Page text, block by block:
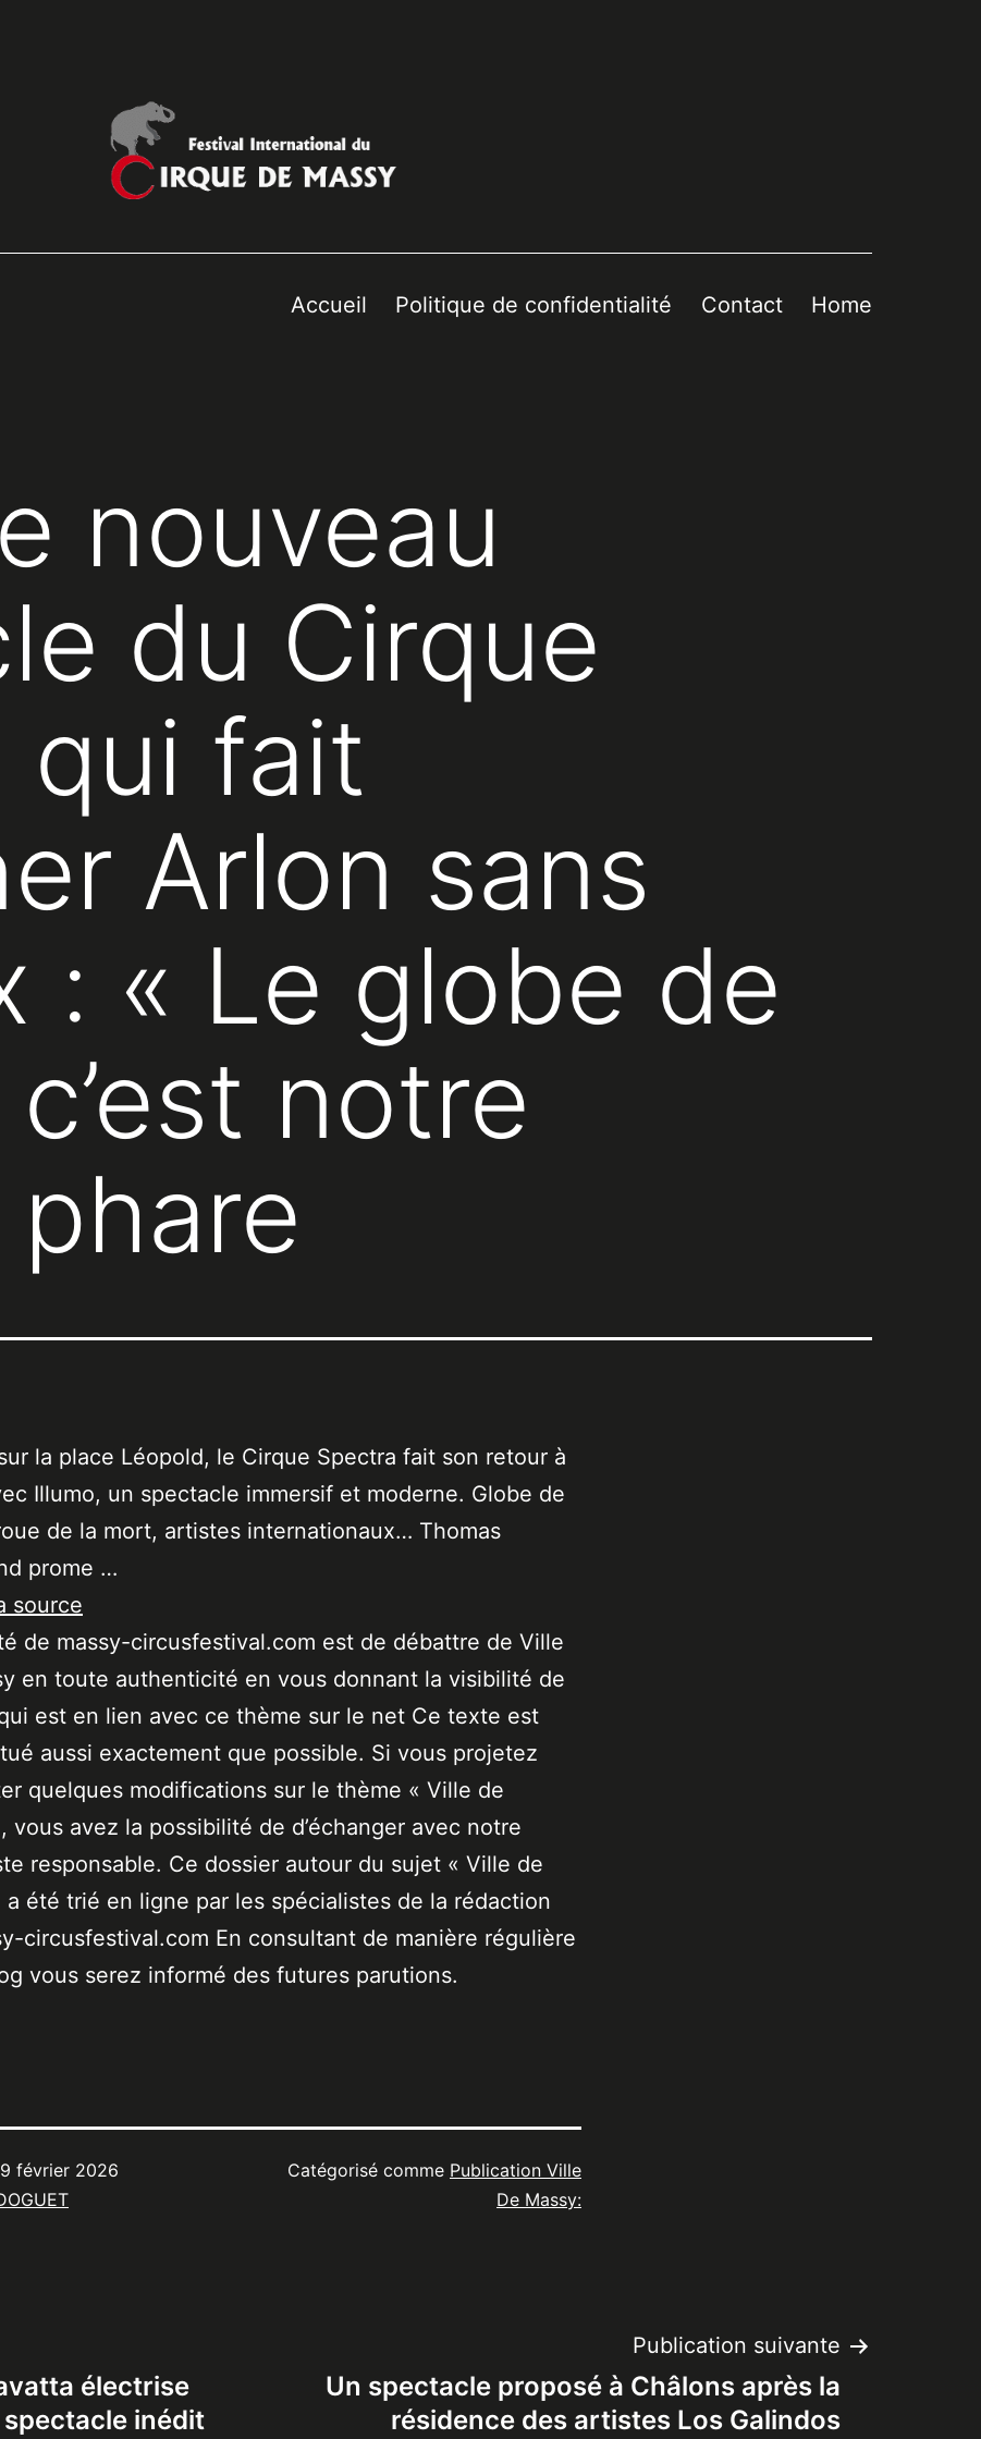
Accueil Politique de confidentialité Contact Home
nouveau
du Cirque
qui fait
Arlon sans
: « Le globe de
notre
la place Léopold, le Cirque Spectra fait son retour à
Illumo, un spectacle immersif et moderne. Globe de
de la mort, artistes internationaux… Thomas
prome …
source
de massy-circusfestival.com est de débattre de Ville
en toute authenticité en vous donnant la visibilité de
est en lien avec ce thème sur le net Ce texte est
aussi exactement que possible. Si vous projetez
quelques modifications sur le thème « Ville de
vous avez la possibilité de d’échanger avec notre
responsable. Ce dossier autour du sujet « Ville de
a été trié en ligne par les spécialistes de la rédaction
circusfestival.com En consultant de manière régulière
vous serez informé des futures parutions.
février 2026
Catégorisé comme Publication Ville
De Massy:
électrise
inédit
Publication suivante
Un spectacle proposé à Châlons après la
résidence des artistes Los Galindos